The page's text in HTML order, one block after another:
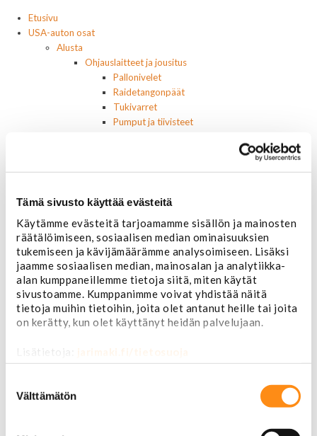
Tämä sivusto käyttää evästeitä
Käytämme evästeitä tarjoamamme sisällön ja mainosten
räätälöimiseen, sosiaalisen median ominaisuuksien
tukemiseen ja kävijämäärämme analysoimiseen. Lisäksi
jaamme sosiaalisen median, mainosalan ja analytiikka-
alan kumppaneillemme tietoja siitä, miten käytät
sivustoamme. Kumppanimme voivat yhdistää näitä
tietoja muihin tietoihin, joita olet antanut heille tai joita
on kerätty, kun olet käyttänyt heidän palvelujaan.
Lisätietoja: jarimaki.fi/tietosuoja
valinta
Välttämätön
Etusivu
USA-auton osat
Alusta
Ohjauslaitteet ja jousitus
Pallonivelet
Raidetangonpäät
Tukivarret
Pumput ja tiivisteet
Vahat ja autonhoito
Työkalut ja tarvikkeet
Ruuvit ja mutterit
Huolto-osat ja tarvikkeet
Jarru-osat
Jarrupalat (eteen)
Jarrupalat (taakse)
Jarrukengät
Jarrutiivisteet
Jarrusylinterit ja satulat